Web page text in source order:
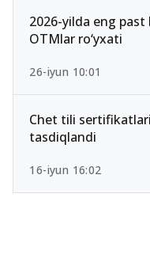
2026-yilda eng past
OTMlar ro‘yxati
26-iyun 10:01
Chet tili
tasdiqlandi
16-iyun 16:02